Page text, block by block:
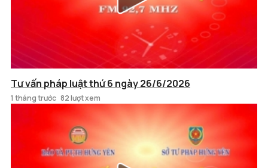
Tư vấn pháp luật thứ 6 ngày 26/6/2026
1 tháng trước 82 lượt xem